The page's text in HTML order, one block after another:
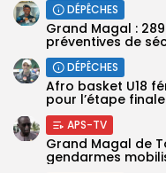
DÉPÊCHES
Grand Magal :
préventives de
DÉPÊCHES
‎Afro basket U18
pour l’étape finale
APS-TV
Grand Magal de
gendarmes